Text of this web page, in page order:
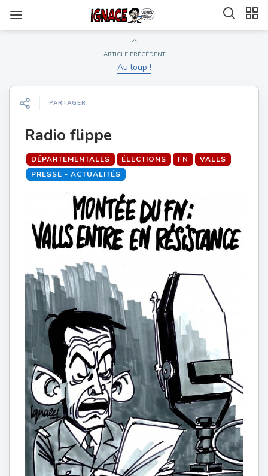
ARTICLE PRÉCÉDENT
Au loup !
PARTAGER
Radio flippe
DÉPARTEMENTALES ÉLECTIONS FN
VALLS
PRESSE - ACTUALITÉS